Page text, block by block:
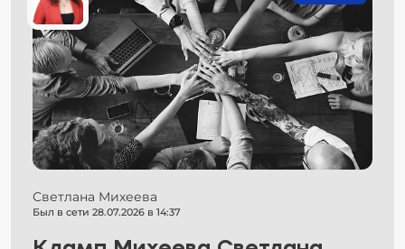
Светлана Михеева
Был в сети 28.07.2026 в 14:37